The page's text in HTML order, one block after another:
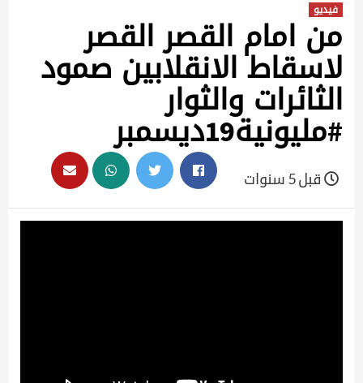
فيديو
من امام القصر القصر
لاسقاط الانقلابين صمود
الثائرات والثوار
#مليونية19ديسمبر
قبل 5 سنوات